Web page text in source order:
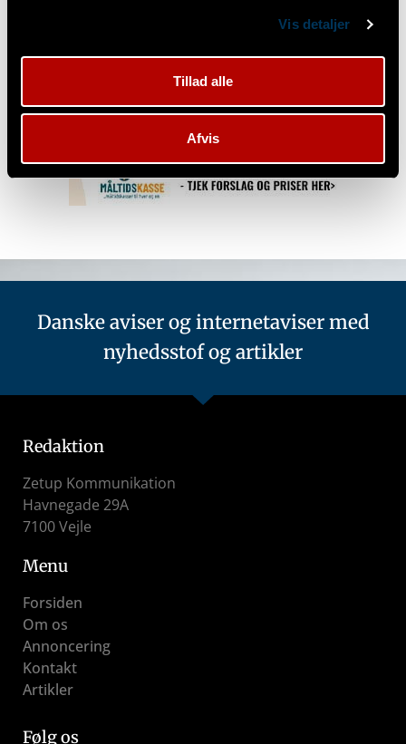
Vis detaljer
Tillad alle
Afvis
Danske aviser og internetaviser med
nyhedsstof og artikler
Redaktion
Zetup Kommunikation
Havnegade 29A
7100 Vejle
Menu
Forsiden
Om os
Annoncering
Kontakt
Artikler
Følg os